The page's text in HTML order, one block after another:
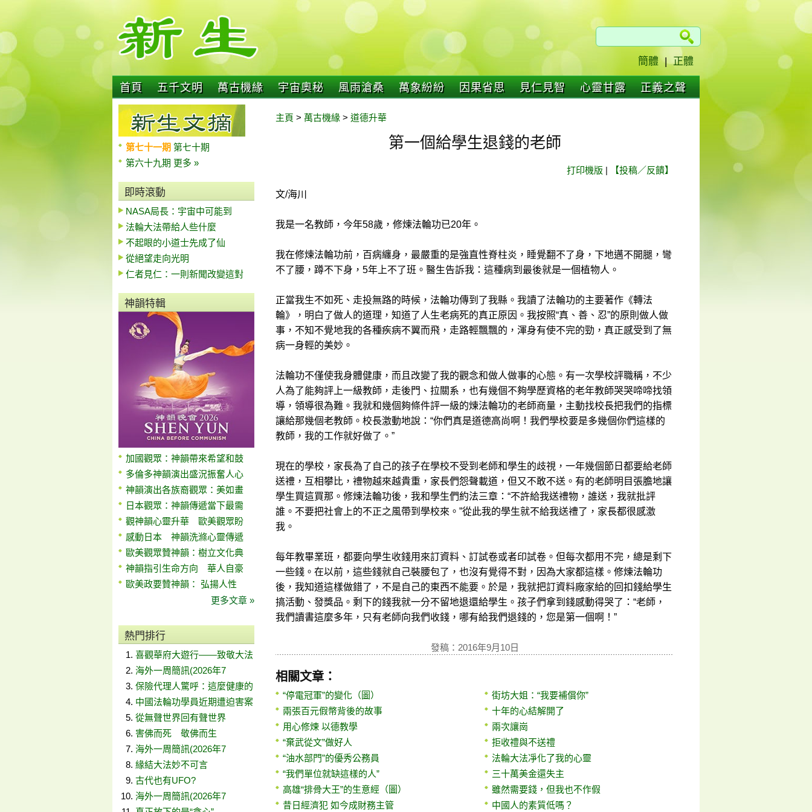
簡體 | 正體
首頁 五千文明 萬古機緣 宇宙奧秘 風雨滄桑 萬象紛紛 因果省思 見仁見智 心靈甘露 正義之聲
第七十一期 第七十期
第六十九期 更多 »
即時滾動
NASA局長：宇宙中可能到
法輪大法帶給人些什麼
不起眼的小道士先成了仙
從絕望走向光明
仁者見仁：一則新聞改變這對
神韻特輯
加國觀眾：神韻帶來希望和鼓
多倫多神韻演出盛況振奮人心
神韻演出各族裔觀眾：美如畫
日本觀眾：神韻傳遞當下最需
觀神韻心靈升華 歐美觀眾盼
感動日本 神韻洗滌心靈傳遞
歐美觀眾贊神韻：樹立文化典
神韻指引生命方向 華人自豪
歐美政要贊神韻： 弘揚人性
更多文章 »
熱門排行
喜觀華府大遊行——致敬大法
海外一周簡訊(2026年7
保險代理人驚呼：這麼健康的
中國法輪功學員近期遭迫害案
從無聲世界回有聲世界
害佛而死 敬佛而生
海外一周簡訊(2026年7
緣結大法妙不可言
古代也有UFO?
海外一周簡訊(2026年7
主頁 > 萬古機緣 > 道德升華
第一個給學生退錢的老師
打印機版 | 【投稿／反饋】
文/海川
我是一名教師，今年58歲，修煉法輪功已20年。
我在修煉法輪功前，百病纏身，最嚴重的是強直性脊柱炎，睡覺翻不了身，下地邁不開腿，彎
不了腰，蹲不下身，5年上不了班。醫生告訴我：這種病到最後就是一個植物人。
正當我生不如死、走投無路的時候，法輪功傳到了我縣。我讀了法輪功的主要著作《轉法
輪》，明白了做人的道理，知道了人生老病死的真正原因。我按照“真、善、忍”的原則做人做
事，不知不覺地我的各種疾病不翼而飛，走路輕飄飄的，渾身有使不完的勁，真正感受到了無
病一身輕的美妙。
法輪功不僅使我身體健康，而且改變了我的觀念和做人做事的心態。有一次學校評職稱，不少
人為了能夠評上一級教師，走後門、拉關系，也有幾個不夠學歷資格的老年教師哭哭啼啼找領
導，領導很為難。我就和幾個夠條件評一級的煉法輪功的老師商量，主動找校長把我們的指標
讓給那幾個老教師。校長激動地說：“你們真是道德高尚啊！我們學校要是多幾個你們這樣的
教師，我的工作就好做了。”
現在的學校，家長為了自己的孩子在學校不受到老師和學生的歧視，一年幾個節日都要給老師
送禮，互相攀比，禮物越來越貴重，家長們怨聲載道，但又不敢不送。有的老師明目張膽地讓
學生買這買那。修煉法輪功後，我和學生們約法三章：“不許給我送禮物，誰送，我就批評
誰。不要把社會上的不正之風帶到學校來。”從此我的學生就不給我送禮了，家長都很感激
我。
每年教畢業班，都要向學生收錢用來訂資料、訂試卷或者印試卷。但每次都用不完，總是剩下
一些錢。在以前，這些錢就自己裝腰包了，也沒有覺得不對，因為大家都這樣。修煉法輪功
後，我知道這樣做錯了，不是自己的東西不能要。於是，我就把訂資料廠家給的回扣錢給學生
搞活動、發獎品。剩下的錢我就一分不留地退還給學生。孩子們拿到錢感動得哭了：“老師，
我們讀書這麼多年，只有老師向我們收錢，哪有給我們退錢的，您是第一個啊！”
發稿：2016年9月10日
相關文章：
“停電冠軍”的變化（圖）
兩張百元假幣背後的故事
用心修煉 以德教學
“棄武從文”做好人
“油水部門”的優秀公務員
“我們單位就缺這樣的人”
高雄“排骨大王”的生意經（圖）
昔日經濟犯 如今成財務主管
街坊大姐：“我要補償你”
十年的心結解開了
兩次讓崗
拒收禮與不送禮
法輪大法凈化了我的心靈
三十萬美金還失主
雖然需要錢，但我也不作假
中國人的素質低嗎？